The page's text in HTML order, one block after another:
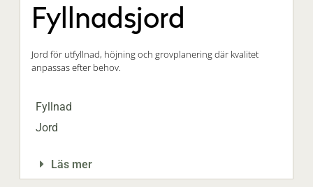
Fyllnadsjord
Jord för utfyllnad, höjning och grovplanering där kvalitet
anpassas efter behov.
Fyllnad
Jord
Läs mer